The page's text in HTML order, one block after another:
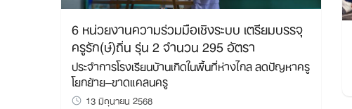
6 หน่วยงานความร่วมมือเชิงระบบ เตรียมบรรจุ
ครูรัก(ษ์)ถิ่น รุ่น 2 จำนวน 295 อัตรา
ประจำการโรงเรียนบ้านเกิดในพื้นที่ห่างไกล ลดปัญหาครู
โยกย้าย–ขาดแคลนครู
13 มิถุนายน 2568